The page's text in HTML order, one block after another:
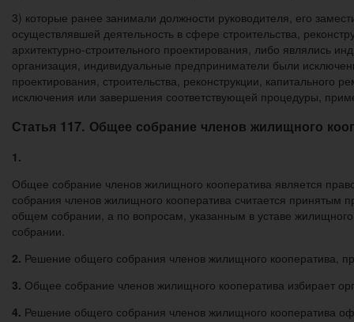
3) которые ранее занимали должности руководителя, его
осуществлявшей деятельность в сфере строительства,
архитектурно-строительного проектирования, либо являлись
организация, индивидуальные предприниматели были
проектирования, строительства, реконструкции, капитального
исключения или завершения соответствующей процедуры,
Статья 117. Общее собрание членов жилищного
1.
Общее собрание членов жилищного кооператива является
собрания членов жилищного кооператива считается принятым
общем собрании, а по вопросам, указанным в уставе
собрании.
2. Решение общего собрания членов жилищного кооператива,
3. Общее собрание членов жилищного кооператива избирает
4. Решение общего собрания членов жилищного кооператива